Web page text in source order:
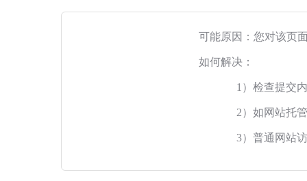
可能原因：您对该页
如何解决：
1）检查提交
2）如网站托
3）普通网站